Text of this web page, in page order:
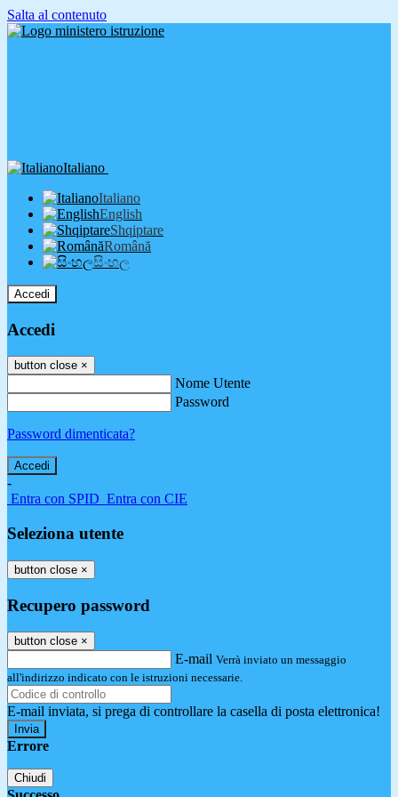
Salta al contenuto
Italiano
Italiano
English
Shqiptare
Română
සිංහල
Accedi
Accedi
button close ×
Nome Utente
Password
Password dimenticata?
-
Entra con SPID Entra con CIE
Seleziona utente
button close ×
Recupero password
button close ×
E-mail Verrà inviato un messaggio
all'indirizzo indicato con le istruzioni necessarie.
E-mail inviata, si prega di controllare la casella di posta elettronica!
Errore
Chiudi